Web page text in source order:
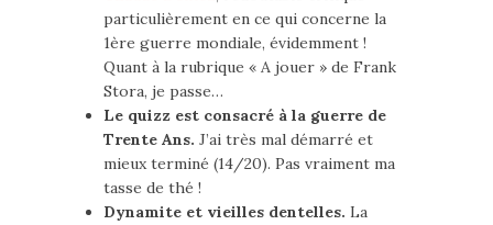
particulièrement en ce qui concerne la
1ère guerre mondiale, évidemment !
Quant à la rubrique « A jouer » de Frank
Stora, je passe…
Le quizz est consacré à la guerre de
Trente Ans. J’ai très mal démarré et
mieux terminé (14/20). Pas vraiment ma
tasse de thé !
Dynamite et vieilles dentelles. La